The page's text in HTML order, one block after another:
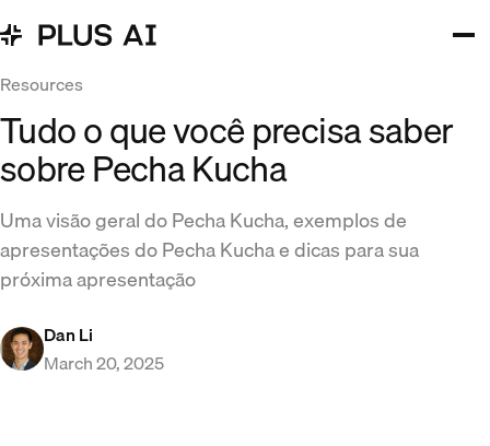
Resources
Tudo o que você precisa saber
sobre Pecha Kucha
Uma visão geral do Pecha Kucha, exemplos de
apresentações do Pecha Kucha e dicas para sua
próxima apresentação
Dan Li
March 20, 2025